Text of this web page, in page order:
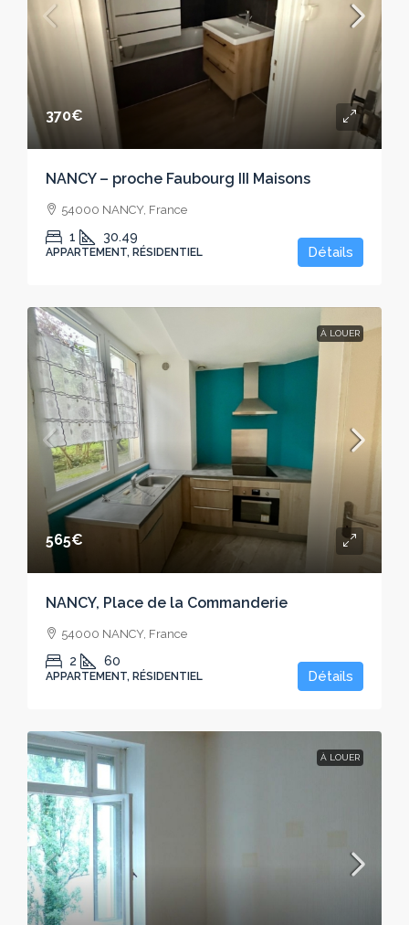
370€
NANCY – proche Faubourg III Maisons
54000 NANCY, France
1 30.49
APPARTEMENT, RÉSIDENTIEL Détails
À LOUER
565€
NANCY, Place de la Commanderie
54000 NANCY, France
2 60
APPARTEMENT, RÉSIDENTIEL Détails
À LOUER